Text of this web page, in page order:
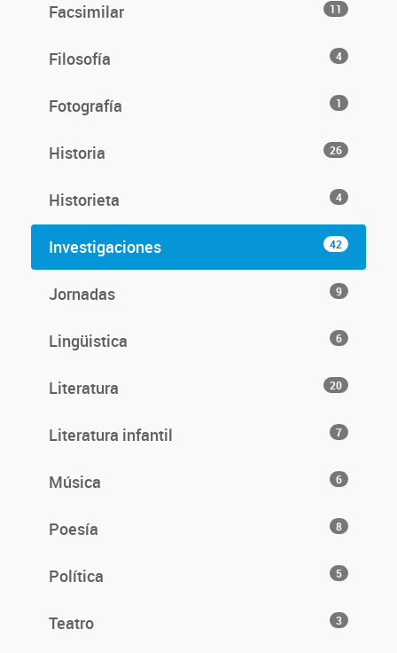
Facsimilar 11
Filosofía 4
Fotografía 1
Historia 26
Historieta 4
Investigaciones 42
Jornadas 9
Lingüistica 6
Literatura 20
Literatura infantil 7
Música 6
Poesía 8
Política 5
Teatro 3